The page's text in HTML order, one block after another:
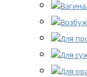
Для
Для
Для